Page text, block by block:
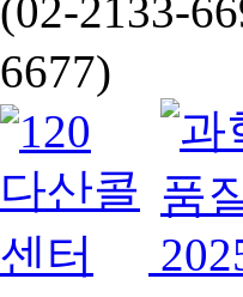
(02-2133-
6677)